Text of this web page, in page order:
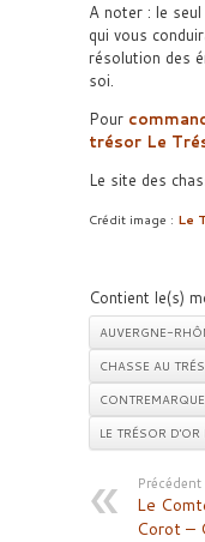
A noter : le
qui vous
résolution des
soi.
Pour
trésor Le
Le site des
Crédit image : Le
Contient le(s)
AUVERGNE-
CHASSE AU
CONTREMARQUE
LE TRÉSOR
Précédent
Le
Corot –